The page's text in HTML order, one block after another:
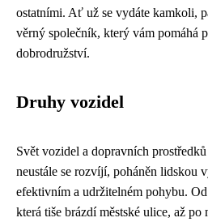
ostatními. Ať už se vydáte kamkoli,
věrný společník, který vám pomáhá
dobrodružství.
Druhy vozidel
Svět vozidel a dopravních
neustále se rozvíjí, poháněn lidskou
efektivním a udržitelném pohybu.
která tiše brázdí městské ulice, až